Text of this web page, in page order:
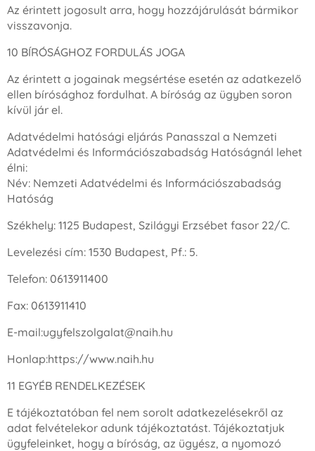
Az érintett jogosult arra, hogy hozzájárulását bármikor
visszavonja.
10 BÍRÓSÁGHOZ FORDULÁS JOGA
Az érintett a jogainak megsértése esetén az adatkezelő
ellen bírósághoz fordulhat. A bíróság az ügyben soron
kívül jár el.
Adatvédelmi hatósági eljárás Panasszal a Nemzeti
Adatvédelmi és Információszabadság Hatóságnál lehet
élni:
Név: Nemzeti Adatvédelmi és Információszabadság
Hatóság
Székhely: 1125 Budapest, Szilágyi Erzsébet fasor 22/C.
Levelezési cím: 1530 Budapest, Pf.: 5.
Telefon: 0613911400
Fax: 0613911410
E-mail:ugyfelszolgalat@naih.hu
Honlap:https://www.naih.hu
11 EGYÉB RENDELKEZÉSEK
E tájékoztatóban fel nem sorolt adatkezelésekről az
adat felvételekor adunk tájékoztatást. Tájékoztatjuk
ügyfeleinket, hogy a bíróság, az ügyész, a nyomozó